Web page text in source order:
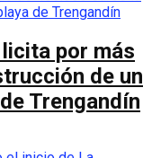
por más
de un
Trengandín